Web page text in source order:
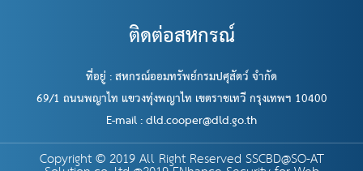
ติดต่อสหกรณ์
ที่อยู่ : สหกรณ์ออมทรัพย์กรมปศุสัตว์ จำกัด
69/1 ถนนพญาไท แขวงทุ่งพญาไท เขตราชเทวี กรุงเทพฯ 10400
E-mail : dld.cooper@dld.go.th
Copyright © 2019 All Right Reserved SSCBD@SO-AT